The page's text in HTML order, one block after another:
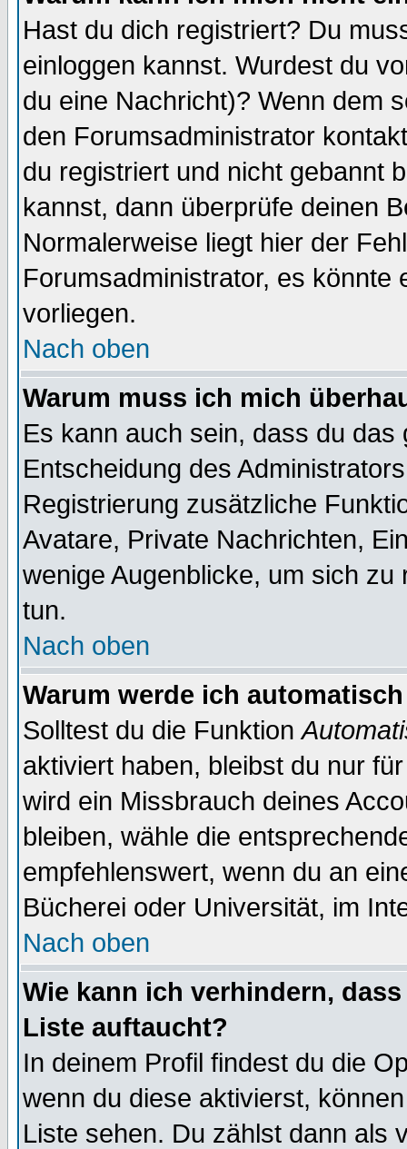
Hast du dich registriert? Du
einloggen kannst. Wurdest du
du eine Nachricht)? Wenn dem
den Forumsadministrator
du registriert und nicht gebannt
kannst, dann überprüfe deinen
Normalerweise liegt hier der
Forumsadministrator, es könnte
vorliegen.
Nach oben
Warum muss ich mich
Es kann auch sein, dass du
Entscheidung des
Registrierung zusätzliche
Avatare, Private Nachrichten,
wenige Augenblicke, um sich
tun.
Nach oben
Warum werde ich
Solltest du die Funktion
aktiviert haben, bleibst du nur
wird ein Missbrauch deines
bleiben, wähle die
empfehlenswert, wenn du an
Bücherei oder Universität, im
Nach oben
Wie kann ich verhindern,
Liste auftaucht?
In deinem Profil findest du die
wenn du diese aktivierst,
Liste sehen. Du zählst dann als